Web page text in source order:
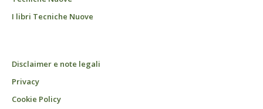
I libri Tecniche Nuove
Disclaimer e note legali
Privacy
Cookie Policy